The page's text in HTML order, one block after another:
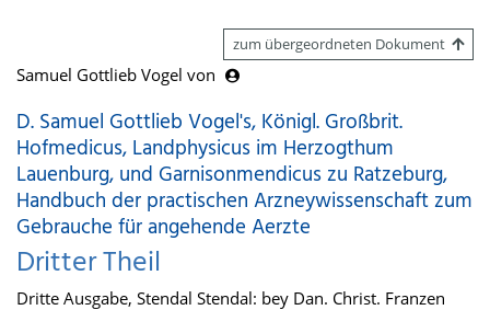
zum übergeordneten Dokument
Samuel Gottlieb Vogel von
D. Samuel Gottlieb Vogel's, Königl. Großbrit.
Hofmedicus, Landphysicus im Herzogthum
Lauenburg, und Garnisonmendicus zu Ratzeburg,
Handbuch der practischen Arzneywissenschaft zum
Gebrauche für angehende Aerzte
Dritter Theil
Dritte Ausgabe, Stendal Stendal: bey Dan. Christ. Franzen